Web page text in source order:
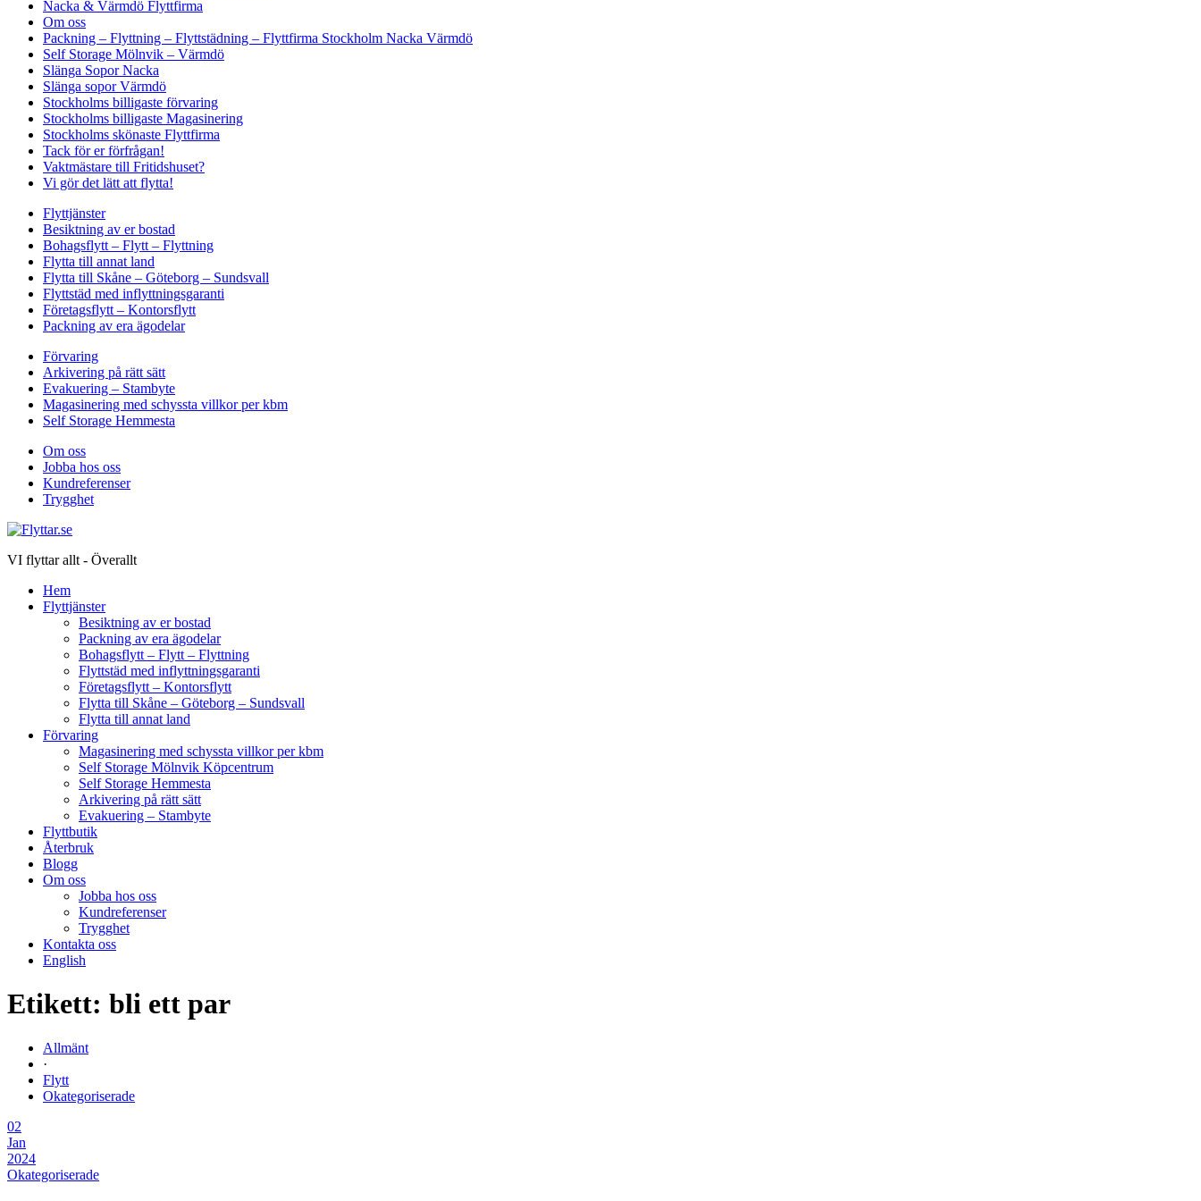
Nacka & Värmdö Flyttfirma
Om oss
Packning – Flyttning – Flyttstädning – Flyttfirma Stockholm Nacka Värmdö
Self Storage Mölnvik – Värmdö
Slänga Sopor Nacka
Slänga sopor Värmdö
Stockholms billigaste förvaring
Stockholms billigaste Magasinering
Stockholms skönaste Flyttfirma
Tack för er förfrågan!
Vaktmästare till Fritidshuset?
Vi gör det lätt att flytta!
Flyttjänster
Besiktning av er bostad
Bohagsflytt – Flytt – Flyttning
Flytta till annat land
Flytta till Skåne – Göteborg – Sundsvall
Flyttstäd med inflyttningsgaranti
Företagsflytt – Kontorsflytt
Packning av era ägodelar
Förvaring
Arkivering på rätt sätt
Evakuering – Stambyte
Magasinering med schyssta villkor per kbm
Self Storage Hemmesta
Om oss
Jobba hos oss
Kundreferenser
Trygghet
VI flyttar allt - Överallt
Hem
Flyttjänster
Besiktning av er bostad
Packning av era ägodelar
Bohagsflytt – Flytt – Flyttning
Flyttstäd med inflyttningsgaranti
Företagsflytt – Kontorsflytt
Flytta till Skåne – Göteborg – Sundsvall
Flytta till annat land
Förvaring
Magasinering med schyssta villkor per kbm
Self Storage Mölnvik Köpcentrum
Self Storage Hemmesta
Arkivering på rätt sätt
Evakuering – Stambyte
Flyttbutik
Återbruk
Blogg
Om oss
Jobba hos oss
Kundreferenser
Trygghet
Kontakta oss
English
Etikett: bli ett par
Allmänt
·
Flytt
Okategoriserade
02
Jan
2024
Okategoriserade